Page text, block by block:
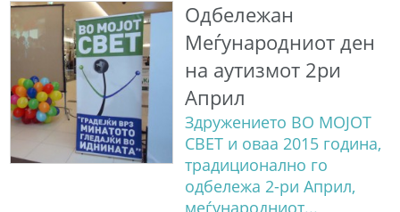
Одбележан
Меѓународниот ден
на аутизмот 2ри
Април
Здружението ВО МОЈОТ
СВЕТ и оваа 2015 година,
традиционално го
одбележа 2-ри Април,